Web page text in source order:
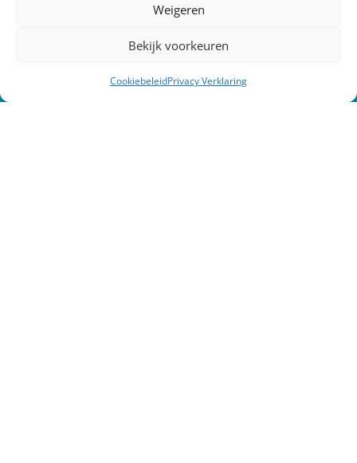
Weigeren
Bekijk voorkeuren
CookiebeleidPrivacy Verklaring